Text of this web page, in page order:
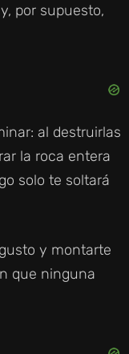
y, por supuesto,
al destruirlas
la roca entera
solo te soltará
y montarte
que ninguna